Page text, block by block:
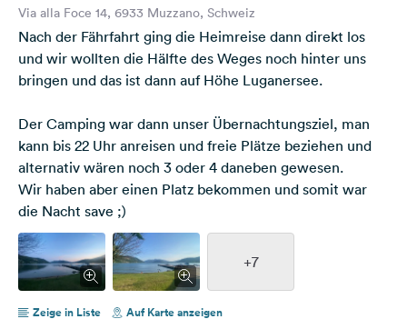
Muzzano, Schweiz
Via alla Foce 14, 6933 Muzzano, Schweiz
Nach der Fährfahrt ging die Heimreise dann direkt los
und wir wollten die Hälfte des Weges noch hinter uns
bringen und das ist dann auf Höhe Luganersee.
Der Camping war dann unser Übernachtungsziel, man
kann bis 22 Uhr anreisen und freie Plätze beziehen und
alternativ wären noch 3 oder 4 daneben gewesen.
Wir haben aber einen Platz bekommen und somit war
die Nacht save ;)
+7
Zeige in Liste Auf Karte anzeigen